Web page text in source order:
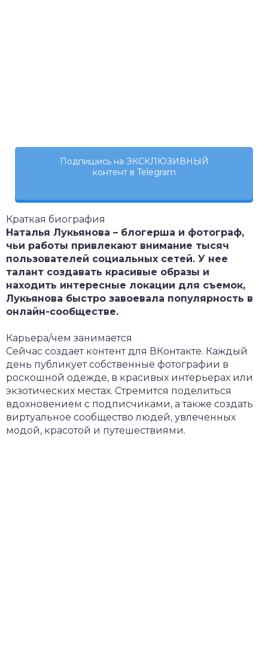
Подпишись на ЭКСКЛЮЗИВНЫЙ
контент в Telegram
Краткая биография
Наталья Лукьянова – блогерша и фотограф,
чьи работы привлекают внимание тысяч
пользователей социальных сетей. У нее
талант создавать красивые образы и
находить интересные локации для съемок,
Лукьянова быстро завоевала популярность в
онлайн-сообществе.
Карьера/чем занимается
Сейчас создает контент для ВКонтакте. Каждый
день публикует собственные фотографии в
роскошной одежде, в красивых интерьерах или
экзотических местах. Стремится поделиться
вдохновением с подписчиками, а также создать
виртуальное сообщество людей, увлеченных
модой, красотой и путешествиями.